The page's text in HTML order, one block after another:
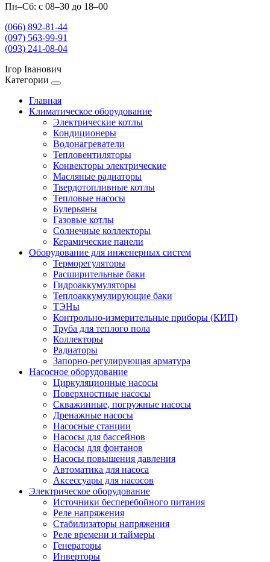
Пн–Сб: с 08–30 до 18–00
(066) 892-81-44
(097) 563-99-91
(093) 241-08-04
Ігор Іванович
Категории
Главная
Климатическое оборудование
Электрические котлы
Кондиционеры
Водонагреватели
Тепловентиляторы
Конвекторы электрические
Масляные радиаторы
Твердотопливные котлы
Тепловые насосы
Булерьяны
Газовые котлы
Солнечные коллекторы
Керамические панели
Оборудование для инженерных систем
Терморегуляторы
Расширительные баки
Гидроаккумуляторы
Теплоаккумулирующие баки
ТЭНы
Контрольно-измерительные приборы (КИП)
Труба для теплого пола
Коллекторы
Радиаторы
Запорно-регулирующая арматура
Насосное оборудование
Циркуляционные насосы
Поверхностные насосы
Скважинные, погружные насосы
Дренажные насосы
Насосные станции
Насосы для бассейнов
Насосы для фонтанов
Насосы повышения давления
Автоматика для насоса
Аксессуары для насосов
Электрическое оборудование
Источники бесперебойного питания
Реле напряжения
Стабилизаторы напряжения
Реле времени и таймеры
Генераторы
Инверторы